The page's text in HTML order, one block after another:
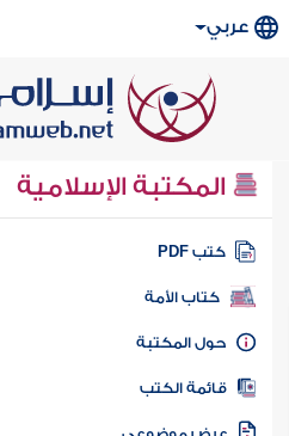
عربي
المكتبة الإسلامية
كتب PDF
كتاب الأمة
المكتبة